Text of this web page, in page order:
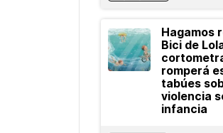
Hagamos
Bici de
romperá
tabúes
violencia
infancia